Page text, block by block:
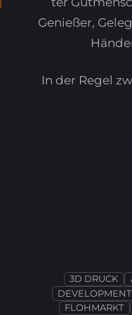
Genießer,
In der Regel
3D DRUCK
DEVELOPMENT
FLOHMARKT